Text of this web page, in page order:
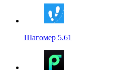
Шагомер 5.61